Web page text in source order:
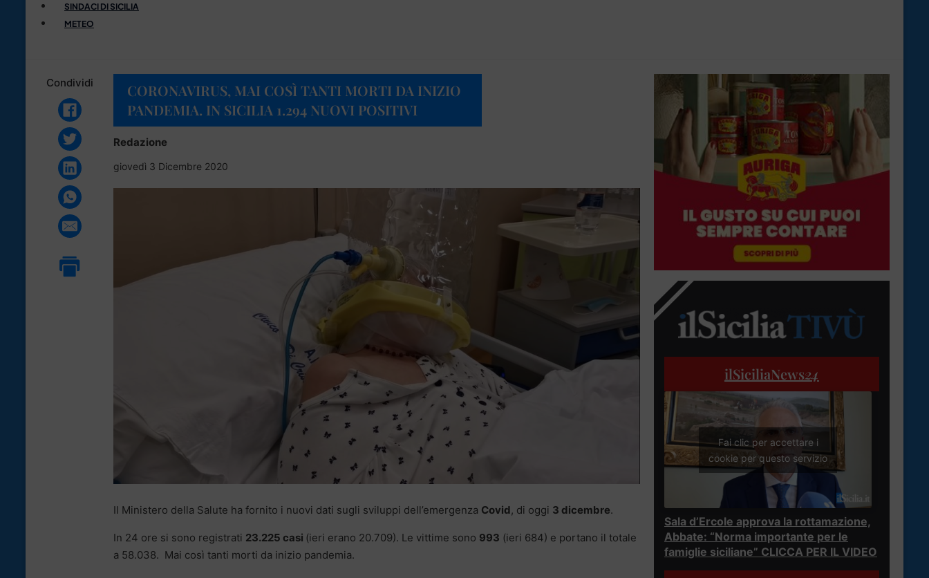
SINDACI DI SICILIA
METEO
Condividi
CORONAVIRUS, MAI COSÌ TANTI MORTI DA INIZIO
PANDEMIA. IN SICILIA 1.294 NUOVI POSITIVI
Redazione
giovedì 3 Dicembre 2020
Il Ministero della Salute ha fornito i nuovi dati sugli sviluppi dell’emergenza Covid, di oggi 3 dicembre.
In 24 ore si sono registrati 23.225 casi (ieri erano 20.709). Le vittime sono 993 (ieri 684) e portano il totale
a 58.038. Mai così tanti morti da inizio pandemia.
ilSiciliaNews24
Fai clic per accettare i
cookie per questo servizio
Sala d’Ercole approva la rottamazione,
Abbate: “Norma importante per le
famiglie siciliane” CLICCA PER IL VIDEO